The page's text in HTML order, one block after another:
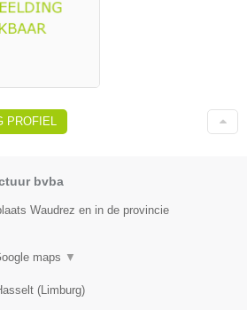
PROFIEL
bvba
Waudrez en in de provincie
maps ▼
(Limburg)